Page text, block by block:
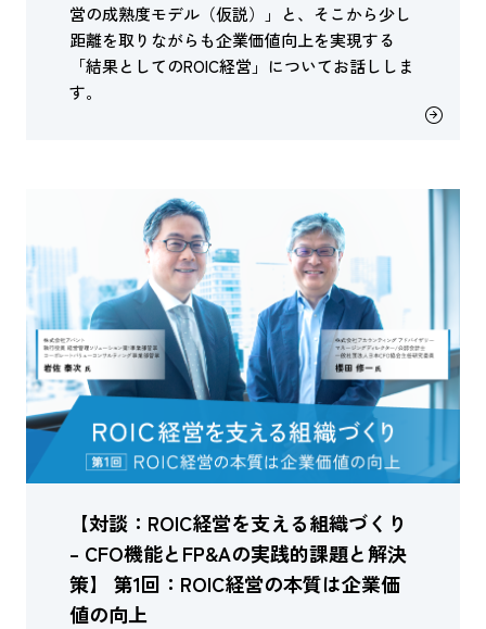
営の成熟度モデル（仮説）」と、そこから少し
距離を取りながらも企業価値向上を実現する
「結果としてのROIC経営」についてお話ししま
す。
【対談：ROIC経営を支える組織づくり
– CFO機能とFP&Aの実践的課題と解決
策】 第1回：ROIC経営の本質は企業価
値の向上